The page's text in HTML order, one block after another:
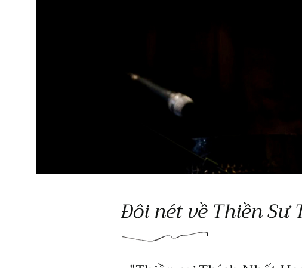
Đôi nét về Thiền Sư